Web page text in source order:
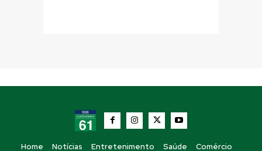
Home Notícias Entretenimento Saúde
Comércio